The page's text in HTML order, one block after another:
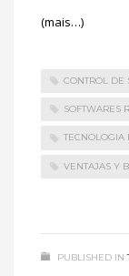
(mais…)
CONTROL DE
SOFTWARES
TECNOLOGIA
VENTAJAS Y
PUBLISHED IN